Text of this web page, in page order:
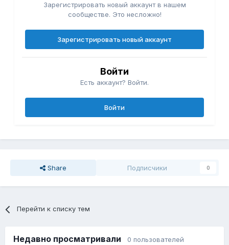
Зарегистрировать новый аккаунт в нашем
сообществе. Это несложно!
Зарегистрировать новый аккаунт
Войти
Есть аккаунт? Войти.
Войти
Share Подписчики 0
Перейти к списку тем
Недавно просматривали 0 пользователей